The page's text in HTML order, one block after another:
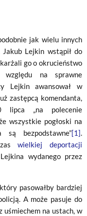
jak wielu innych
Jakub Lejkin wstąpił do
go o okrucieństwo
na sprawne
Lejkin awansował w
zastępcą komendanta,
lipca „na polecenie
wszystkie pogłoski na
bezpodstawne”[1].
wielkiej deportacji
wydanego przez
pasowałby bardziej
A może pasuje do
uśmiechem na ustach, w